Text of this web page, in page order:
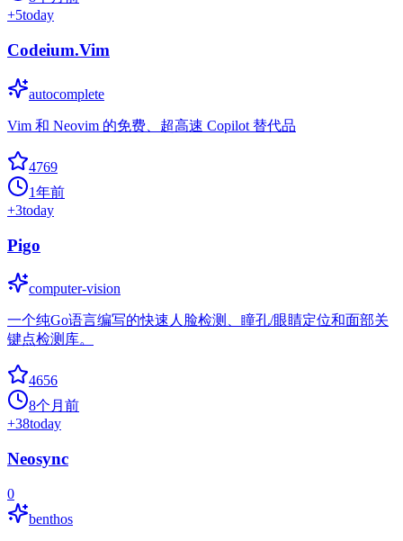
+5today
Codeium.Vim
autocomplete
Vim 和 Neovim 的免费、超高速 Copilot 替代品
4769
1年前
+3today
Pigo
computer-vision
一个纯Go语言编写的快速人脸检测、瞳孔/眼睛定位和面部关
键点检测库。
4656
8个月前
+38today
Neosync
0
benthos